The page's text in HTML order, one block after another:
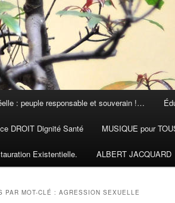
: peuple responsable et souverain !…
DROIT Dignité Santé MUSIQUE pour
Existentielle. ALBERT JACQUARD
PAR MOT-CLÉ : AGRESSION SEXUELLE